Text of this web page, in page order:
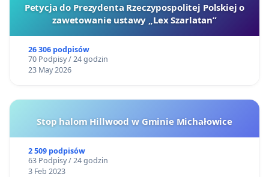
Petycja do Prezydenta Rzeczypospolitej Polskiej o
zawetowanie ustawy „Lex Szarlatan”
26 306 podpisów
70 Podpisy / 24 godzin
23 May 2026
Stop halom Hillwood w Gminie Michałowice
2 509 podpisów
63 Podpisy / 24 godzin
3 Feb 2023